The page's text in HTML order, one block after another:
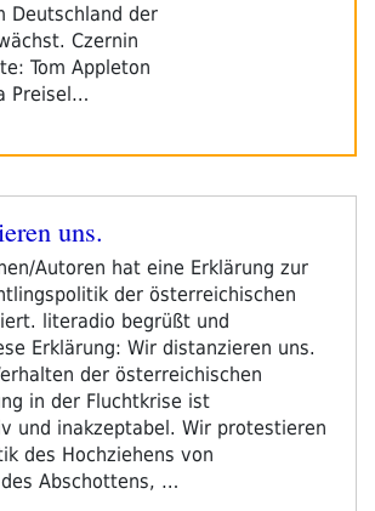
Deutschland der
Czernin
Tom Appleton
Preisel…
uns.
Autoren hat eine Erklärung zur
der österreichischen
literadio begrüßt und
Erklärung: Wir distanzieren uns.
der österreichischen
in der Fluchtkrise ist
und inakzeptabel. Wir protestieren
des Hochziehens von
Abschottens, …